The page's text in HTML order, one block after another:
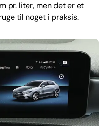
pr. liter, men det er et
til noget i praksis.